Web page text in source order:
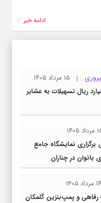
ادامه خبر
15 مرداد 1405
۸۵ میلیارد ریال تسهیلات به عشایر
1405
برگزاری نمایشگاه جامع
بانوان در چناران
14 مرداد 1405
و پمپ‌بنزین گلمکان